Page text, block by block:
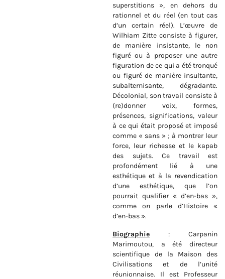
superstitions », en dehors du
rationnel et du réel (en tout cas
d’un certain réel). L’œuvre de
Wilhiam Zitte consiste à figurer,
de manière insistante, le non
figuré ou à proposer une autre
figuration de ce qui a été tronqué
ou figuré de manière insultante,
subalternisante, dégradante.
Décolonial, son travail consiste à
(re)donner voix, formes,
présences, significations, valeur
à ce qui était proposé et imposé
comme « sans » ; à montrer leur
force, leur richesse et le kapab
des sujets. Ce travail est
profondément lié à une
esthétique et à la revendication
d’une esthétique, que l’on
pourrait qualifier « d’en-bas »,
comme on parle d’Histoire «
d’en-bas ».
Biographie : Carpanin
Marimoutou, a été directeur
scientifique de la Maison des
Civilisations et de l’unité
réunionnaise. Il est Professeur